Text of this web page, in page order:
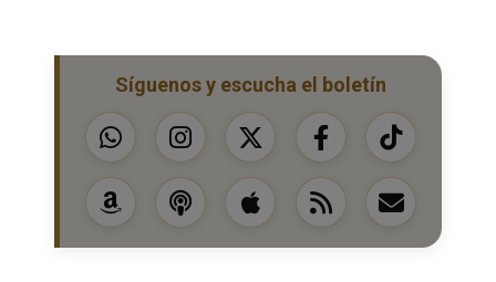
Síguenos y escucha el boletín